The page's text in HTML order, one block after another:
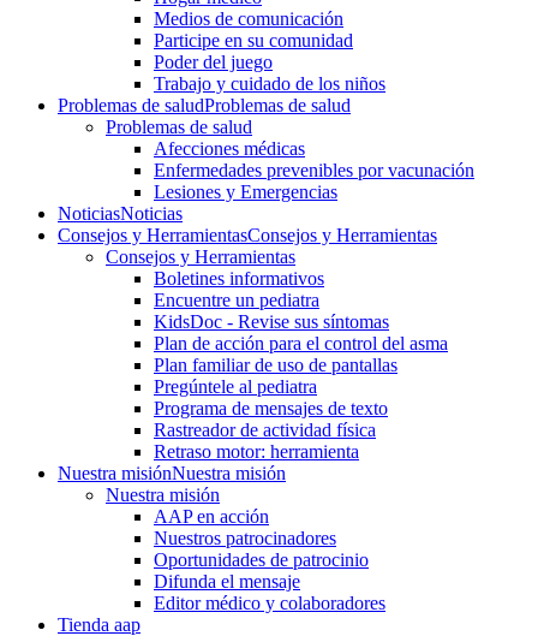
Medios de comunicación
Participe en su comunidad
Poder del juego
Trabajo y cuidado de los niños
Problemas de saludProblemas de salud
Problemas de salud
Afecciones médicas
Enfermedades prevenibles por vacunación
Lesiones y Emergencias
NoticiasNoticias
Consejos y HerramientasConsejos y Herramientas
Consejos y Herramientas
Boletines informativos
Encuentre un pediatra
KidsDoc - Revise sus síntomas
Plan de acción para el control del asma
Plan familiar de uso de pantallas
Pregúntele al pediatra
Programa de mensajes de texto
Rastre​​ador de activida​d física
Retraso motor: herramienta
Nuestra misiónNuestra misión
Nuestra misión
AAP en acción
Nuestros patrocinadores
Oportunidades de patrocinio
Difunda el mensaje
Editor médico y colaboradores
Tienda aap